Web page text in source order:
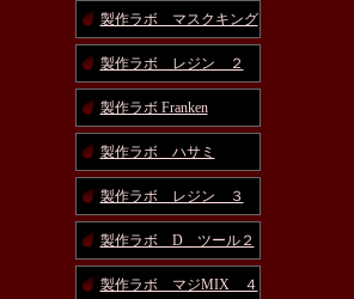
製作ラボ マスクキング
製作ラボ レジン ２
製作ラボ Franken
製作ラボ ハサミ
製作ラボ レジン ３
製作ラボ D ツール２
製作ラボ マジMIX ４